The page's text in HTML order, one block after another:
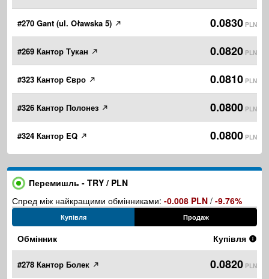
#270 Gant (ul. Oławska 5) 0.0830 PLN
#269 Кантор Тукан 0.0820 PLN
#323 Кантор Євро 0.0810 PLN
#326 Кантор Полонез 0.0800 PLN
#324 Кантор EQ 0.0800 PLN
Перемишль - TRY / PLN
Спред між найкращими обмінниками: -0.008 PLN / -9.76%
Купівля Продаж
Обмінник Купівля
#278 Кантор Болек 0.0820 PLN